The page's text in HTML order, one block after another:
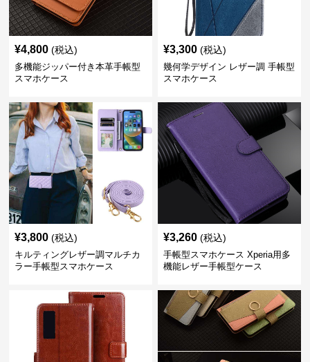
¥4,800 (税込)
多機能ジッパー付き本革手帳型
スマホケース
¥3,300 (税込)
幾何学デザイン レザー調 手帳型
スマホケース
¥3,800 (税込)
キルティングレザー調マルチカ
ラー手帳型スマホケース
¥3,260 (税込)
手帳型スマホケース Xperia用多
機能レザー手帳型ケース